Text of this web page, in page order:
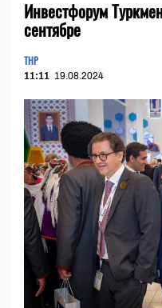
Инвестфорум
сентябре
THP
11:11 19.08.2024